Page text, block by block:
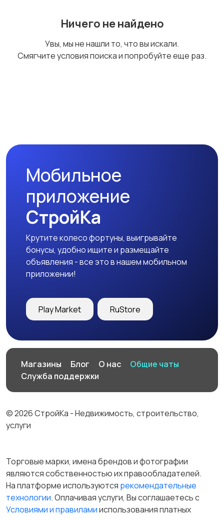
климатического
оборудования
Ничего не найдено
Увы, мы не нашли то, что вы искали.
Смягчите условия поиска и попробуйте еще раз.
Мобильное
приложение
СтройКа
Крутите колесо фортуны, выигрывайте
бонусы, удобно ищите и размещайте
объявления - все это в нашем мобильном
приложении!
Play Market RuStore
Магазины Блог О нас
Общие чаты
Служба поддержки
© 2026 СтройКа - Недвижимость, строительство,
услуги
Торговые марки, имена брендов и фотографии
являются собственностью их правообладателей.
На платформе используются рекомендательные
технологии. Оплачивая услуги, Вы соглашаетесь c
Условиями и правиламииспользования платных